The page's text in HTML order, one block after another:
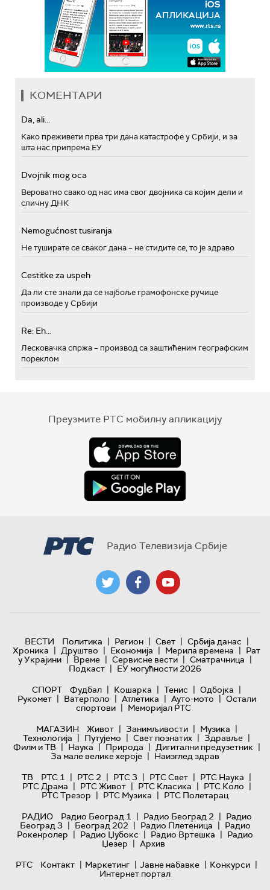
КОМЕНТАРИ
Da, ali...
Како преживети прва три дана катастрофе у Србији, и за
шта нас припрема ЕУ
Dvojnik mog oca
Вероватно свако од нас има свог двојника са којим дели и
сличну ДНК
Nemogućnost tusiranja
Не туширате се сваког дана – не стидите се, то је здраво
Cestitke za uspeh
Да ли сте знали да се најбоље грамофонске ручице
производе у Србији
Re: Eh...
Лесковачка спржа – производ са заштићеним географским
пореклом
Преузмите РТС мобилну апликацију
Радио Телевизија Србије
ВЕСТИ Политика | Регион | Свет | Србија данас |
Хроника | Друштво | Економија | Мерила времена | Рат
у Украјини | Време | Сервисне вести | Сматрачница |
Подкаст | ЕУ могућности 2026
СПОРТ
Фудбал | Кошарка | Тенис | Одбојка |
Рукомет | Ватерполо | Атлетика | Ауто-мото | Остали
спортови | Меморијал РТС
МАГАЗИН
Живот | Занимљивости | Музика |
Технологијa | Путујемо | Свет познатих | Здравље |
Филм и ТВ | Наука | Природа | Дигитални предузетник |
За мале велике хероје | Наизглед здрав
ТВ
РТС 1 | РТС 2 | РТС 3 | РТС Свет | РТС Наука |
РТС Драма | РТС Живот | РТС Класика | РТС Коло |
РТС Трезор | РТС Музика | РТС Полетарац
РАДИО
Радио Београд 1 | Радио Београд 2 | Радио
Београд 3 | Београд 202 | Радио Плетеница | Радио
Рокенролер | Радио Џубокс | Радио Вртешка | Радио
Џезер | Архив
РТС
Контакт | Маркетинг | Јавне набавке | Конкурси |
Интернет портал